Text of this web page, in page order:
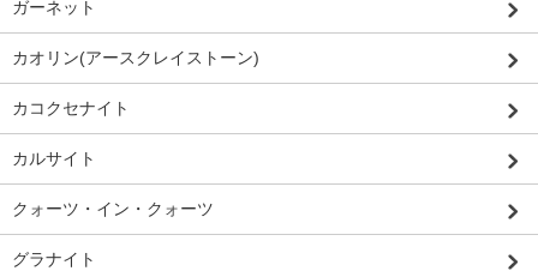
ガーネット
カオリン(アースクレイストーン)
カコクセナイト
カルサイト
クォーツ・イン・クォーツ
グラナイト